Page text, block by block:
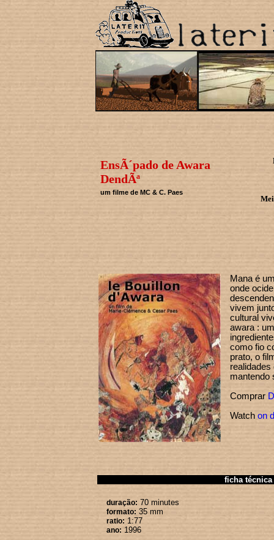
EnsÃ´pado de Awara
DendÃª
um filme de MC & C. Paes
Mana é
onde
vivem
cultural
awara :
como fio
prato, o
mantendo
Comprar
Watch on
ficha técnica
duração: 70 minutes
formato: 35 mm
ratio: 1:77
ano: 1996